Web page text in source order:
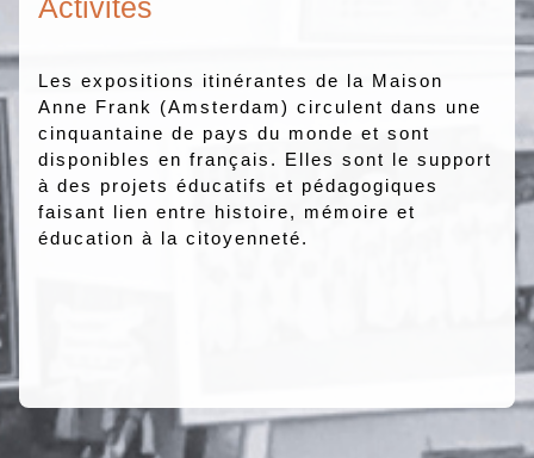
Activités
Les expositions itinérantes de la Maison
Anne Frank (Amsterdam) circulent dans une
cinquantaine de pays du monde et sont
disponibles en français. Elles sont le support
à des projets éducatifs et pédagogiques
faisant lien entre histoire, mémoire et
éducation à la citoyenneté.